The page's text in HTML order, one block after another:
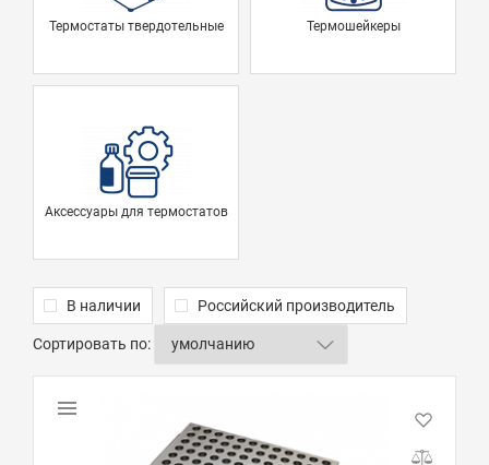
Термостаты твердотельные Термошейкеры
Аксессуары для термостатов
В наличии Российский производитель
Сортировать по: